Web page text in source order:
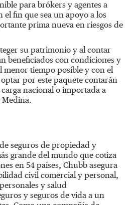
para brókers y agentes a
el fin que sea un apoyo a los
prima nueva en riesgos de
su patrimonio y al contar
beneficiados con condiciones y
menor tiempo posible y con el
por este paquete contarán
nacional o importada a
Medina.
seguros de propiedad y
grande del mundo que cotiza
en 54 países, Chubb asegura
civil comercial y personal,
y salud
y seguros de vida a un